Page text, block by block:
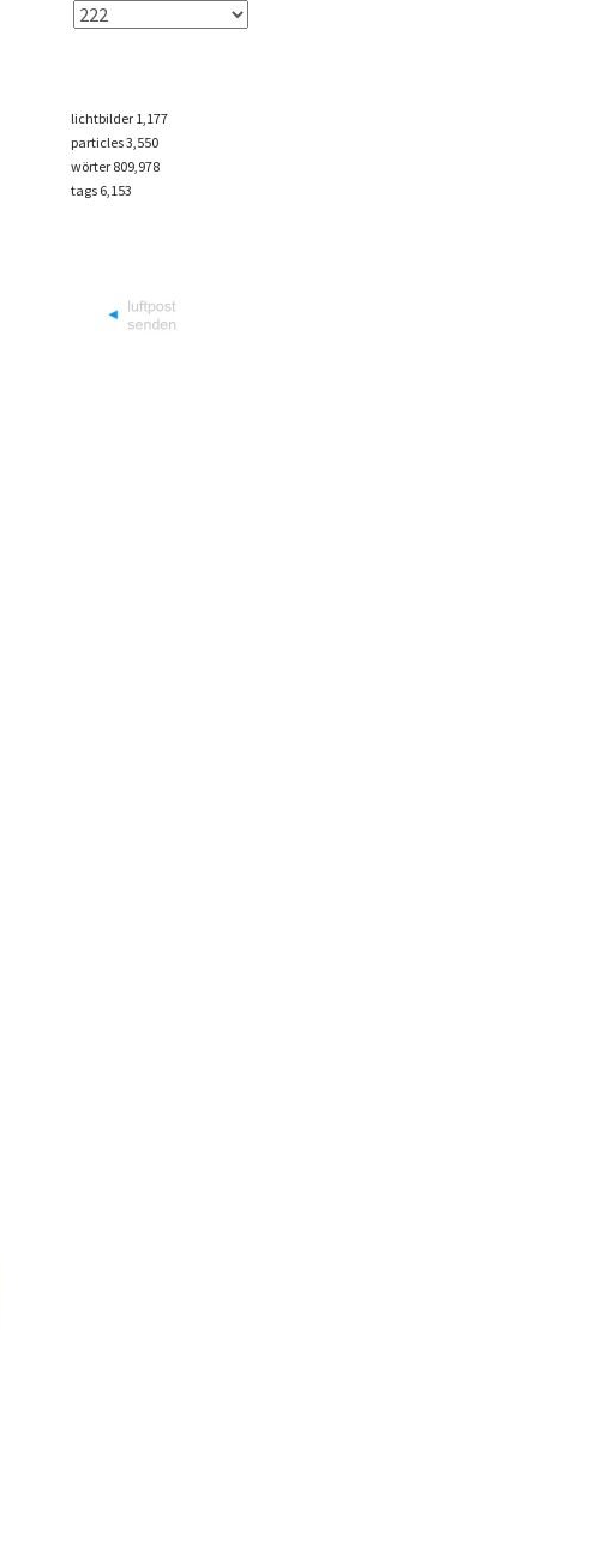
lichtbilder 1,177
particles3,550
wörter 809,978
tags 6,153